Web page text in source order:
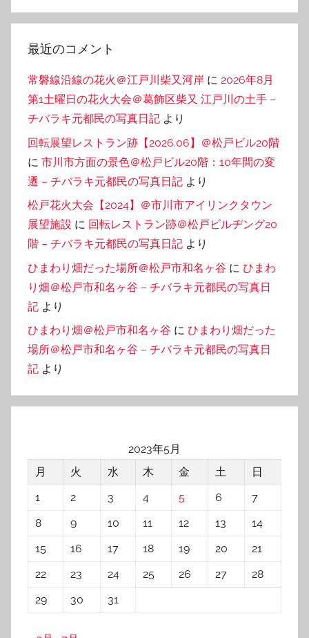
最近のコメント
常磐線沿線の花火＠江戸川柴又河岸 に 2026年8月
第1土曜日の花火大会＠葛飾区柴又 江戸川の土手 –
チバラキ元都民の写真日記 より
回転展望レストラン跡【2026.06】＠松戸ビル20階
に 市川市方面の景色＠松戸ビル20階：10年間の変
遷 – チバラキ元都民の写真日記 より
松戸花火大会【2024】＠市川市アイリンクタウン
展望施設 に 回転レストラン跡＠松戸ビルヂング20
階 – チバラキ元都民の写真日記 より
ひまわり畑だった場所＠松戸市和名ヶ谷 に ひまわ
り畑＠松戸市和名ヶ谷 – チバラキ元都民の写真日
記 より
ひまわり畑＠松戸市和名ヶ谷 に ひまわり畑だった
場所＠松戸市和名ヶ谷 – チバラキ元都民の写真日
記 より
2023年5月
月
火 水 木 金 土
日
1
2 3 4 5 6
7
8
9 10 11 12 13
14
15
16 17 18 19 20
21
22
23 24 25 26 27
28
29
30 31